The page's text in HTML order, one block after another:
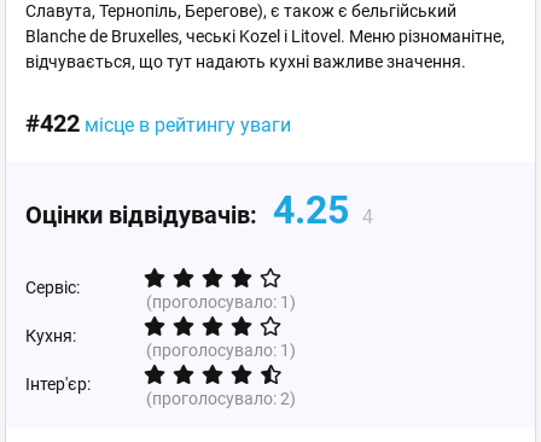
Славута, Тернопіль, Берегове), є також є бельгійський
Blanche de Bruxelles, чеські Kozel і Litovel. Меню різноманітне,
відчувається, що тут надають кухні важливе значення.
#422 місце в рейтингу уваги
Оцінки відвідувачів: 4.25 4
Сервіс:
(проголосувало: 1)
Кухня:
(проголосувало: 1)
Інтер'єр:
(проголосувало:2)